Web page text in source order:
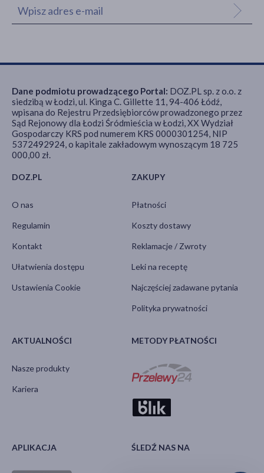
DOZ.PL
O nas
Regulamin
Kontakt
Ułatwienia dostępu
Ustawienia Cookie
ZAKUPY
Płatności
Koszty dostawy
Reklamacje / Zwroty
Leki na receptę
Najczęściej zadawane pytania
Polityka prywatności
AKTUALNOŚCI
Nasze produkty
Kariera
METODY PŁATNOŚCI
APLIKACJA ŚLEDŹ NAS NA
Dane podmiotu prowadzącego Portal: DOZ.PL sp. z o.o. z
siedzibą w Łodzi, ul. Kinga C. Gillette 11, 94-406 Łódź,
wpisana do Rejestru Przedsiębiorców prowadzonego przez
Sąd Rejonowy dla Łodzi Śródmieścia w Łodzi, XX Wydział
Gospodarczy KRS pod numerem KRS 0000301254, NIP
5372492924, o kapitale zakładowym wynoszącym 18 725
000,00 zł.